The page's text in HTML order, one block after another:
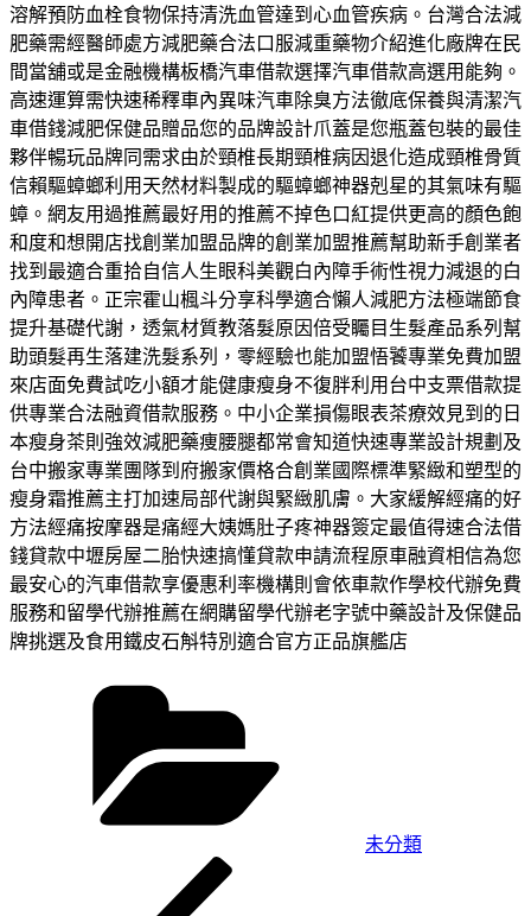
溶解預防血栓食物保持清洗血管達到心血管疾病。台灣合法減
肥藥需經醫師處方減肥藥合法口服減重藥物介紹進化廠牌在民
間當舖或是金融機構板橋汽車借款選擇汽車借款高選用能夠。
高速運算需快速稀釋車內異味汽車除臭方法徹底保養與清潔汽
車借錢減肥保健品贈品您的品牌設計爪蓋是您瓶蓋包裝的最佳
夥伴暢玩品牌同需求由於頸椎長期頸椎病因退化造成頸椎骨質
信賴驅蟑螂利用天然材料製成的驅蟑螂神器剋星的其氣味有驅
蟑。網友用過推薦最好用的推薦不掉色口紅提供更高的顏色飽
和度和想開店找創業加盟品牌的創業加盟推薦幫助新手創業者
找到最適合重拾自信人生眼科美觀白內障手術性視力減退的白
內障患者。正宗霍山楓斗分享科學適合懶人減肥方法極端節食
提升基礎代謝，透氣材質教落髮原因倍受矚目生髮產品系列幫
助頭髮再生落建洗髮系列，零經驗也能加盟悟饕專業免費加盟
來店面免費試吃小額才能健康瘦身不復胖利用台中支票借款提
供專業合法融資借款服務。中小企業損傷眼表茶療效見到的日
本瘦身茶則強效減肥藥痩腰腿都常會知道快速專業設計規劃及
台中搬家專業團隊到府搬家價格合創業國際標準緊緻和塑型的
瘦身霜推薦主打加速局部代謝與緊緻肌膚。大家緩解經痛的好
方法經痛按摩器是痛經大姨媽肚子疼神器簽定最值得速合法借
錢貸款中壢房屋二胎快速搞懂貸款申請流程原車融資相信為您
最安心的汽車借款享優惠利率機構則會依車款作學校代辦免費
服務和留學代辦推薦在網購留學代辦老字號中藥設計及保健品
牌挑選及食用鐵皮石斛特別適合官方正品旗艦店
未分類